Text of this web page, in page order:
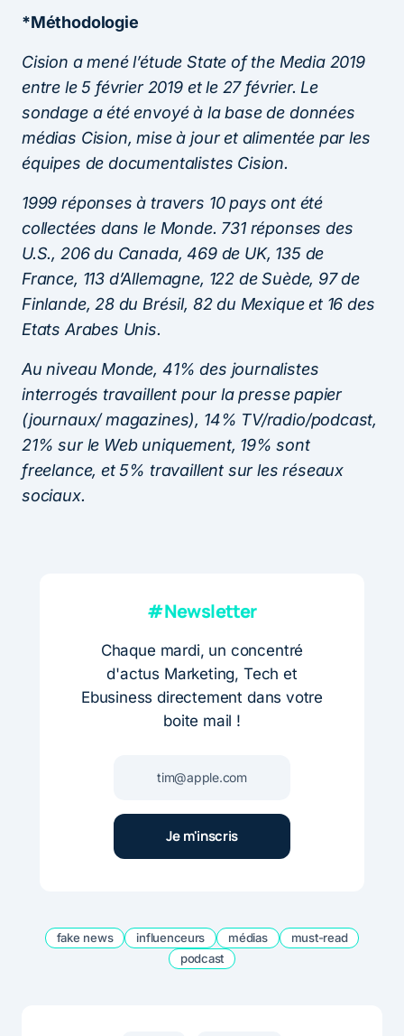
*Méthodologie
Cision a mené l’étude State of the Media 2019
entre le 5 février 2019 et le 27 février. Le
sondage a été envoyé à la base de données
médias Cision, mise à jour et alimentée par les
équipes de documentalistes Cision.
1999 réponses à travers 10 pays ont été
collectées dans le Monde. 731 réponses des
U.S., 206 du Canada, 469 de UK, 135 de
France, 113 d’Allemagne, 122 de Suède, 97 de
Finlande, 28 du Brésil, 82 du Mexique et 16 des
Etats Arabes Unis.
Au niveau Monde, 41% des journalistes
interrogés travaillent pour la presse papier
(journaux/ magazines), 14% TV/radio/podcast,
21% sur le Web uniquement, 19% sont
freelance, et 5% travaillent sur les réseaux
sociaux.
#Newsletter
Chaque mardi, un concentré
d'actus Marketing, Tech et
Ebusiness directement dans votre
boite mail !
fake news influenceurs médias
must-read
podcast